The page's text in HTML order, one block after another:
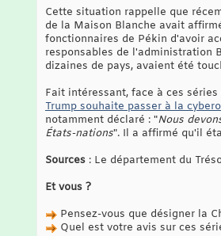
Cette situation rappelle que
de la Maison Blanche avait
fonctionnaires de Pékin d'avoir
responsables de l'administration
dizaines de pays, avaient été
Fait intéressant, face à ces
Trump souhaite passer à la
notamment déclaré : "Nous
États-nations". Il a affirmé qu'il
Sources : Le département du
Et vous ?
Pensez-vous que désigner la
Quel est votre avis sur ces